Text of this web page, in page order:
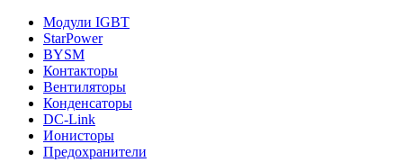
Модули IGBT
StarPower
BYSM
Контакторы
Вентиляторы
Конденсаторы
DC-Link
Ионисторы
Предохранители